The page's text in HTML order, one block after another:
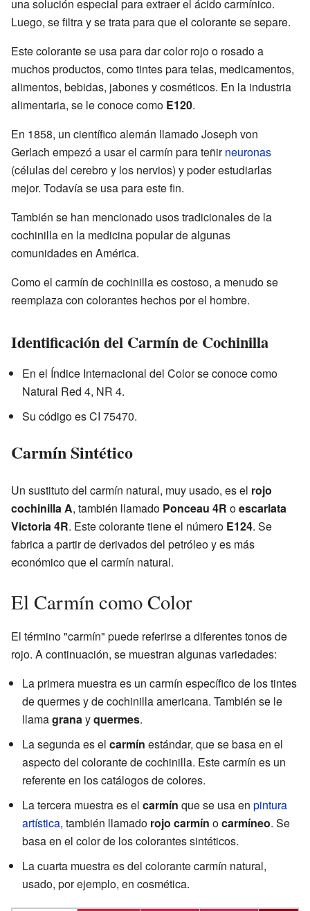
una solución especial para extraer el ácido carmínico.
Luego, se filtra y se trata para que el colorante se separe.
Este colorante se usa para dar color rojo o rosado a
muchos productos, como tintes para telas, medicamentos,
alimentos, bebidas, jabones y cosméticos. En la industria
alimentaria, se le conoce como E120.
En 1858, un científico alemán llamado Joseph von
Gerlach empezó a usar el carmín para teñirneuronas
(células del cerebro y los nervios) y poder estudiarlas
mejor. Todavía se usa para este fin.
También se han mencionado usos tradicionales de la
cochinilla en la medicina popular de algunas
comunidades en América.
Como el carmín de cochinilla es costoso, a menudo se
reemplaza con colorantes hechos por el hombre.
Identificación del Carmín de Cochinilla
En el Índice Internacional del Color se conoce como
Natural Red 4, NR 4.
Su código es CI 75470.
Carmín Sintético
Un sustituto del carmín natural, muy usado, es el rojo
cochinilla A, también llamado Ponceau 4R oescarlata
Victoria 4R. Este colorante tiene el número E124. Se
fabrica a partir de derivados del petróleo y es más
económico que el carmín natural.
El Carmín como Color
El término "carmín" puede referirse a diferentes tonos de
rojo. A continuación, se muestran algunas variedades:
La primera muestra es un carmín específico de los tintes
de quermes y de cochinilla americana. También se le
llamagranayquermes.
La segunda es el carmín estándar, que se basa en el
aspecto del colorante de cochinilla. Este carmín es un
referente en los catálogos de colores.
La tercera muestra es el carmín que se usa en pintura
artística, también llamado rojo carmín ocarmíneo. Se
basa en el color de los colorantes sintéticos.
La cuarta muestra es del colorante carmín natural,
usado, por ejemplo, en cosmética.